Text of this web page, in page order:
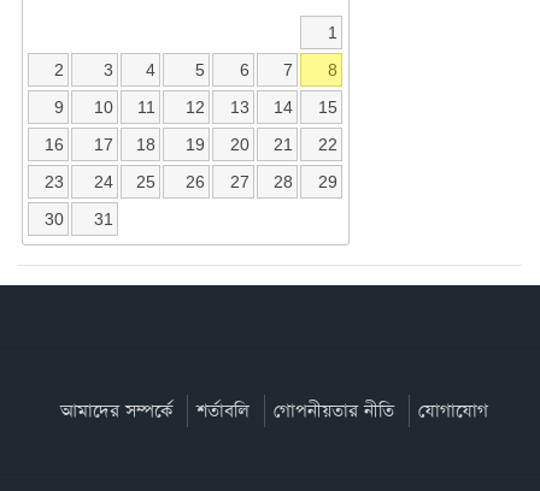
1
2
3 4 5 6 7
8
9
10 11 12 13 14
15
16
17 18 19 20 21
22
23
24 25 26 27 28
29
30
31
আমাদের সম্পর্কে শর্তাবলি গোপনীয়তার নীতি যোগাযোগ